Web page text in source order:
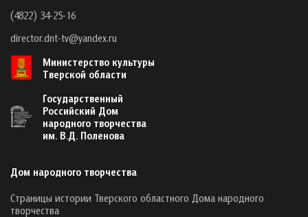
(4822) 34-25-16
director.dnt-tv@yandex.ru
Министерство культуры
Тверской области
Государственный
Российский Дом
народного творчества
им. В.Д. Поленова
Дом народного творчества
Страницы истории Тверского областного Дома народного
творчества